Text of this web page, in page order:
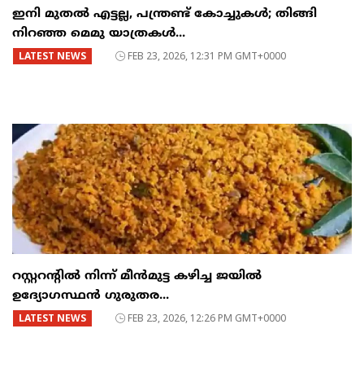
ഇനി മുതൽ എട്ടല്ല, പന്ത്രണ്ട് കോച്ചുകള്‍; തിങ്ങി
നിറഞ്ഞ മെമു യാത്രകൾ...
LATEST NEWS FEB 23, 2026, 12:31 PM GMT+0000
റസ്റ്ററന്റില്‍ നിന്ന് മീന്‍മുട്ട കഴിച്ച ജയില്‍
ഉദ്യോഗസ്ഥന്‍ ഗുരുതര...
LATEST NEWS FEB 23, 2026, 12:26 PM GMT+0000